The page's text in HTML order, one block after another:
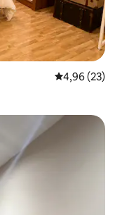
4,96 av 5 i
4,96 (23)